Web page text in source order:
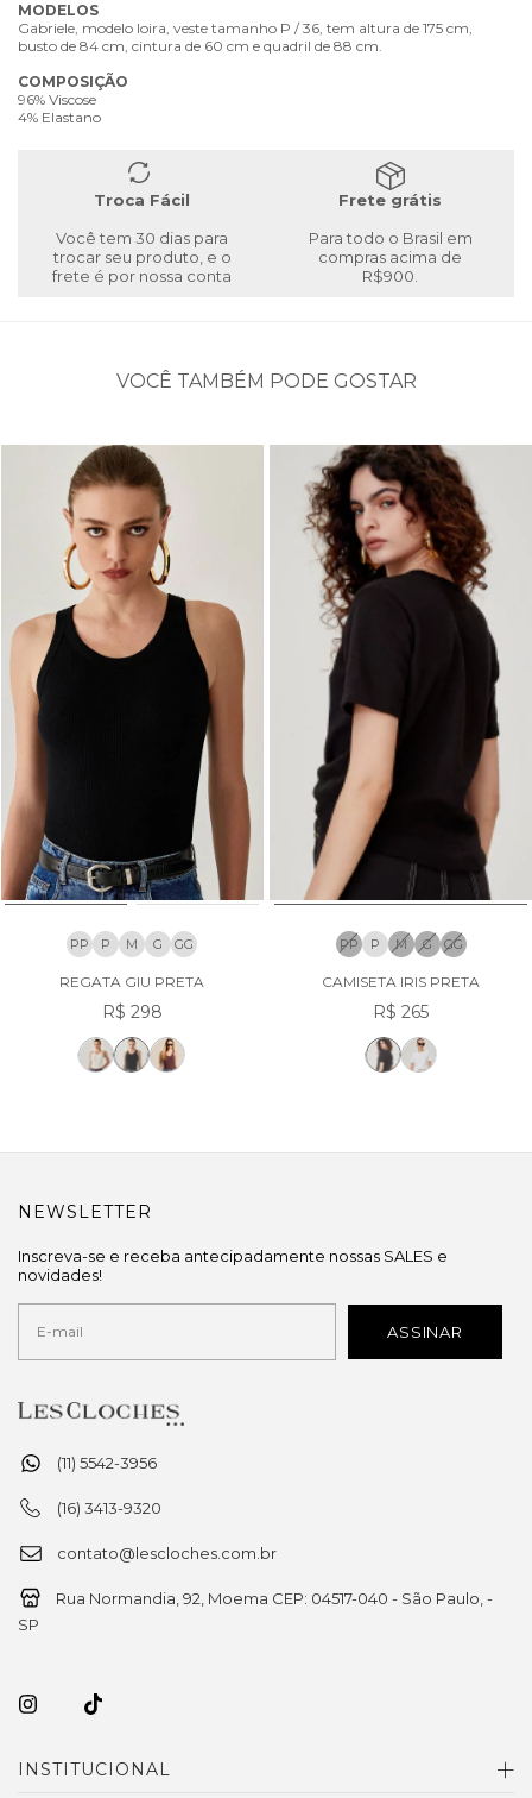
MODELOS
Gabriele, modelo loira, veste tamanho P / 36, tem altura de 175 cm,
busto de 84 cm, cintura de 60 cm e quadril de 88 cm.
COMPOSIÇÃO
96% Viscose
4% Elastano
Troca Fácil
Você tem 30 dias para
trocar seu produto, e o
frete é por nossa conta
Frete grátis
Para todo o Brasil em
compras acima de
R$900.
VOCÊ TAMBÉM PODE GOSTAR
PP P M G GG
REGATA GIU PRETA
R$ 298
PP P M G GG
CAMISETA IRIS PRETA
R$ 265
(11) 5542-3956
(16) 3413-9320
contato@lescloches.com.br
Rua Normandia, 92, Moema CEP: 04517-040 - São Paulo, -
SP
INSTITUCIONAL
NEWSLETTER
Inscreva-se e receba antecipadamente nossas SALES e
novidades!